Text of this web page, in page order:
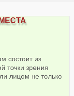
состоит из
точки зрения
лицом не только